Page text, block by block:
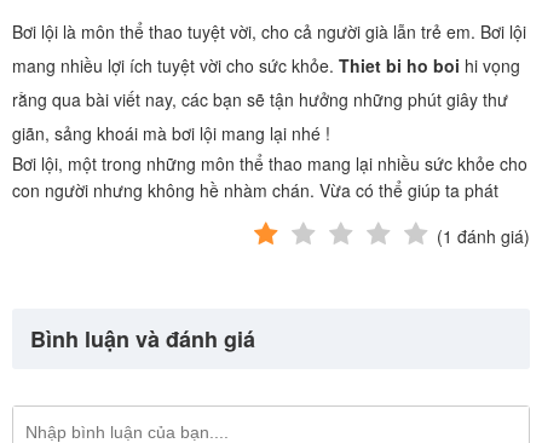
Bơi lội là môn thể thao tuyệt vời, cho cả người già lẫn trẻ em. Bơi lội
mang nhiều lợi ích tuyệt vời cho sức khỏe. Thiet bi ho boi hi vọng
rằng qua bài viết nay, các bạn sẽ tận hưởng những phút giây thư
giãn, sảng khoái mà bơi lội mang lại nhé !
Bơi lội, một trong những môn thể thao mang lại nhiều sức khỏe cho
con người nhưng không hề nhàm chán. Vừa có thể giúp ta phát
(1 đánh giá)
Bình luận và đánh giá